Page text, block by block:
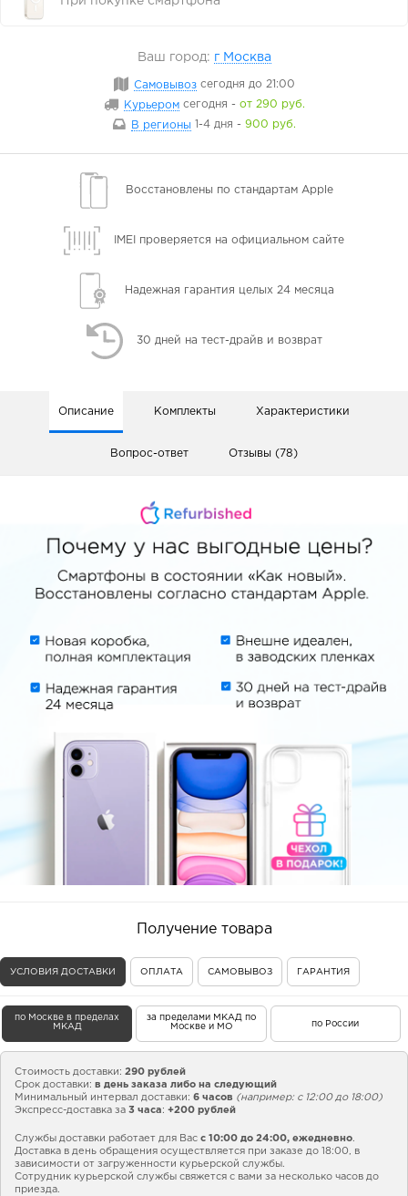
Ваш город: г Москва
Самовывоз сегодня до 21:00
Курьером сегодня - от 290 руб.
В регионы
1-4 дня - 900 руб.
Восстановлены по стандартам Apple
IMEI проверяется на официальном сайте
Надежная гарантия целых 24 месяца
30 дней на тест-драйв и возврат
Описание Комплекты Характеристики
Вопрос-ответ Отзывы (78)
Получение товара
УСЛОВИЯ ДОСТАВКИ ОПЛАТА САМОВЫВОЗ ГАРАНТИЯ
по Москве в пределах
МКАД
за пределами МКАД по
Москве и МО
по России
Стоимость доставки: 290 рублей
Срок доставки: в день заказа либо на следующий
Минимальный интервал доставки: 6 часов (например: с 12:00 до 18:00)
Экспресс-доставка за 3 часа : +200 рублей
Службы доставки работает для Вас с 10:00 до 24:00, ежедневно.
Доставка в день обращения осуществляется при заказе до 18:00, в
зависимости от загруженности курьерской службы.
Сотрудник курьерской службы свяжется с вами за несколько часов до
приезда.